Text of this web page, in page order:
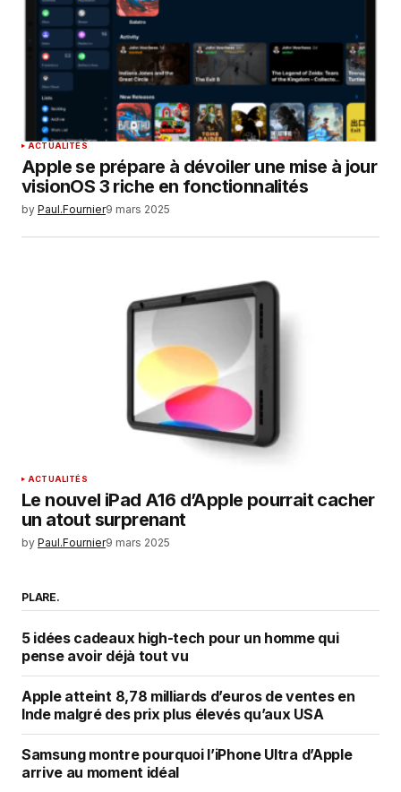
ACTUALITÉS
Apple se prépare à dévoiler une mise à jour
visionOS 3 riche en fonctionnalités
by Paul.Fournier9 mars 2025
ACTUALITÉS
Le nouvel iPad A16 d’Apple pourrait cacher
un atout surprenant
by Paul.Fournier9 mars 2025
PLARE.
5 idées cadeaux high-tech pour un homme qui
pense avoir déjà tout vu
Apple atteint 8,78 milliards d’euros de ventes en
Inde malgré des prix plus élevés qu’aux USA
Samsung montre pourquoi l’iPhone Ultra d’Apple
arrive au moment idéal